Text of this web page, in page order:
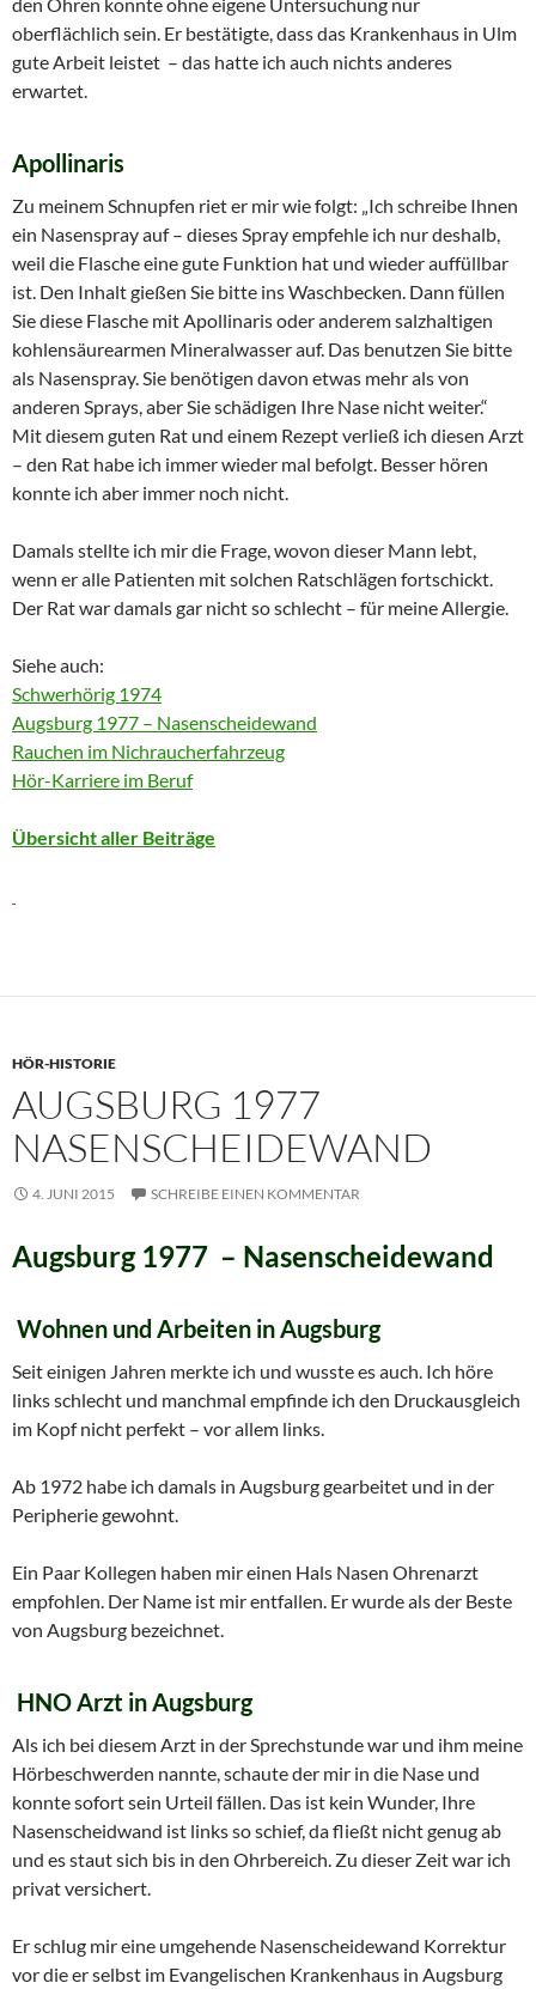
oberflächlich sein. Er bestätigte, dass das Krankenhaus in Ulm
gute Arbeit leistet – das hatte ich auch nichts anderes
erwartet.
Apollinaris
Zu meinem Schnupfen riet er mir wie folgt: „Ich schreibe Ihnen
ein Nasenspray auf – dieses Spray empfehle ich nur deshalb,
weil die Flasche eine gute Funktion hat und wieder auffüllbar
ist. Den Inhalt gießen Sie bitte ins Waschbecken. Dann füllen
Sie diese Flasche mit Apollinaris oder anderem salzhaltigen
kohlensäurearmen Mineralwasser auf. Das benutzen Sie bitte
als Nasenspray. Sie benötigen davon etwas mehr als von
anderen Sprays, aber Sie schädigen Ihre Nase nicht weiter.“
Mit diesem guten Rat und einem Rezept verließ ich diesen Arzt
– den Rat habe ich immer wieder mal befolgt. Besser hören
konnte ich aber immer noch nicht.
Damals stellte ich mir die Frage, wovon dieser Mann lebt,
wenn er alle Patienten mit solchen Ratschlägen fortschickt.
Der Rat war damals gar nicht so schlecht – für meine Allergie.
Siehe auch:
Schwerhörig 1974
Augsburg 1977 – Nasenscheidewand
Rauchen im Nichraucherfahrzeug
Hör-Karriere im Beruf
Übersicht aller Beiträge
HÖR-HISTORIE
AUGSBURG 1977
NASENSCHEIDEWAND
4. JUNI 2015 SCHREIBE EINEN KOMMENTAR
Augsburg 1977 – Nasenscheidewand
Wohnen und Arbeiten in Augsburg
Seit einigen Jahren merkte ich und wusste es auch. Ich höre
links schlecht und manchmal empfinde ich den Druckausgleich
im Kopf nicht perfekt – vor allem links.
Ab 1972 habe ich damals in Augsburg gearbeitet und in der
Peripherie gewohnt.
Ein Paar Kollegen haben mir einen Hals Nasen Ohrenarzt
empfohlen. Der Name ist mir entfallen. Er wurde als der Beste
von Augsburg bezeichnet.
HNO Arzt in Augsburg
Als ich bei diesem Arzt in der Sprechstunde war und ihm meine
Hörbeschwerden nannte, schaute der mir in die Nase und
konnte sofort sein Urteil fällen. Das ist kein Wunder, Ihre
Nasenscheidwand ist links so schief, da fließt nicht genug ab
und es staut sich bis in den Ohrbereich. Zu dieser Zeit war ich
privat versichert.
Er schlug mir eine umgehende Nasenscheidewand Korrektur
vor die er selbst im Evangelischen Krankenhaus in Augsburg